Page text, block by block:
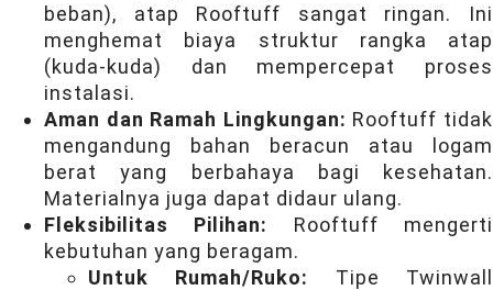
beban), atap Rooftuff sangat ringan. Ini
menghemat biaya struktur rangka atap
(kuda-kuda) dan mempercepat proses
instalasi.
Aman dan Ramah Lingkungan: Rooftuff tidak
mengandung bahan beracun atau logam
berat yang berbahaya bagi kesehatan.
Materialnya juga dapat didaur ulang.
Fleksibilitas Pilihan:
Rooftuff mengerti
kebutuhan yang beragam.
Untuk Rumah/Ruko:
Tipe Twinwall